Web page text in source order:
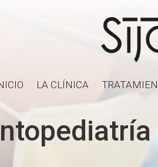
LA CLÍNICA